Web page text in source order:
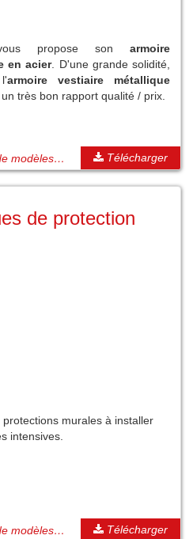
propose son armoire
en acier. D'une grande solidité,
armoire vestiaire métallique
très bon rapport qualité / prix.
modèles… Télécharger
de protection
murales à installer
intensives.
modèles… Télécharger